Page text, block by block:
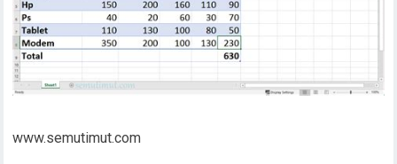
www.semutimut.com